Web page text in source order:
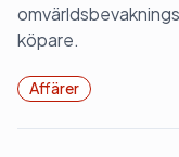
köpare.
Affärer